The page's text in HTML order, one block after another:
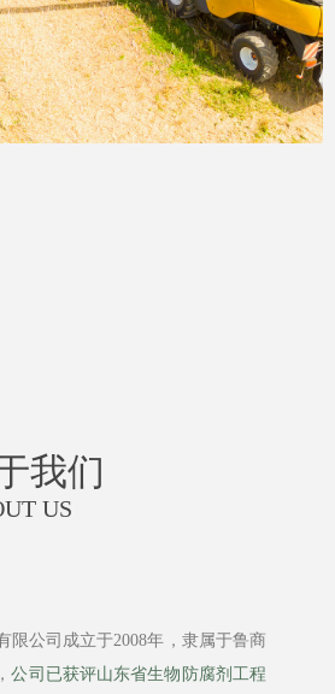
我们
US
限公司成立于2008年，隶属于鲁商
公司已获评山东省生物防腐剂工程